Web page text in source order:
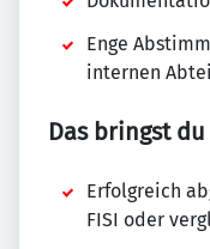
Enge
internen
Das bringst
Erfolgreich
FISI oder